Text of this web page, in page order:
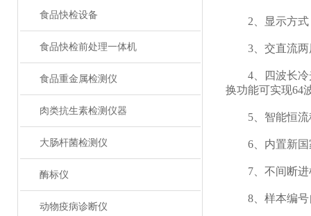
食品快检设备
食品快检前处理一体机
食品重金属检测仪
肉类抗生素检测仪器
大肠杆菌检测仪
酶标仪
动物疫病诊断仪
2、显示方式：
3、交直流两用
4、四波长冷光
换功能可实现64
5、智能恒流稳
6、内置新国
7、不间断进
8、样本编号